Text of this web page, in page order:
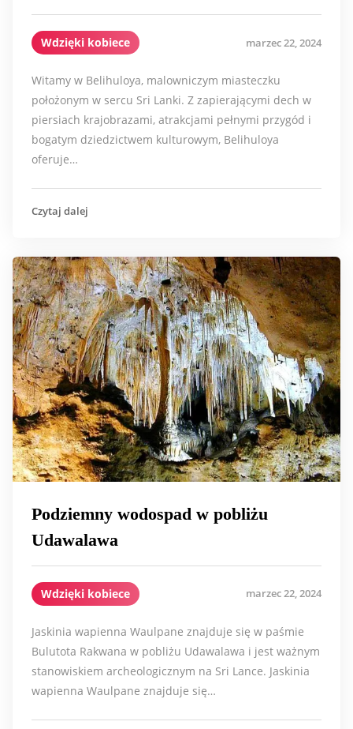
Wdzięki kobiece marzec 22, 2024
Witamy w Belihuloya, malowniczym miasteczku
położonym w sercu Sri Lanki. Z zapierającymi dech w
piersiach krajobrazami, atrakcjami pełnymi przygód i
bogatym dziedzictwem kulturowym, Belihuloya
oferuje…
Czytaj dalej
Podziemny wodospad w pobliżu
Udawalawa
Wdzięki kobiece marzec 22, 2024
Jaskinia wapienna Waulpane znajduje się w paśmie
Bulutota Rakwana w pobliżu Udawalawa i jest ważnym
stanowiskiem archeologicznym na Sri Lance. Jaskinia
wapienna Waulpane znajduje się…